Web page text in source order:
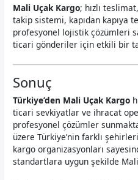
Mali Uçak Kargo; hızlı
takip sistemi, kapıdan kapıya
profesyonel lojistik çözümleri
ticari gönderiler için etkili bir
Sonuç
Türkiye’den Mali Uçak Kargo
ticari sevkiyatlar ve ihracat
profesyonel çözümler
üzere Türkiye’nin farklı
kargo organizasyonları
standartlara uygun şekilde